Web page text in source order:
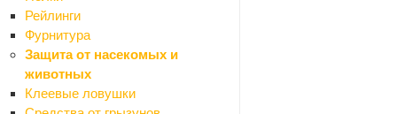
Рейлинги
Фурнитура
Защита от насекомых и
животных
Клеевые ловушки
Назад
Карнизы
Карнизы алюминиевые
Карнизы круглые
Карнизы пластиковые